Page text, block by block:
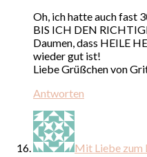
Oh, ich hatte auch fast
BIS ICH DEN
Daumen, dass HEILE
wieder gut ist!
Liebe Grüßchen von
Antworten
Mit Liebe zum